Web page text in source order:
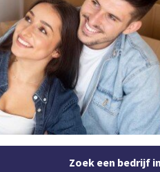
Zoek een bedrijf